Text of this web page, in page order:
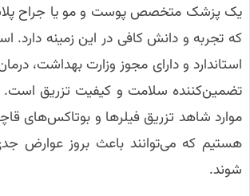
یک پزشک متخصص پوست و مو یا جراح
که تجربه و دانش کافی در این زمینه دارد.
استاندارد و دارای مجوز وزارت بهداشت،
تضمین‌کننده سلامت و کیفیت تزریق است.
موارد شاهد تزریق فیلرها و بوتاکس‌های
هستیم که می‌توانند باعث بروز عوارض
شوند.